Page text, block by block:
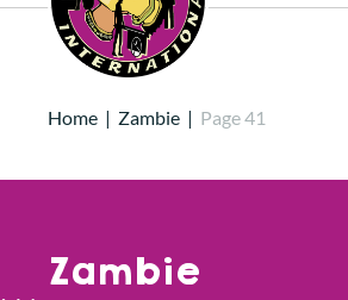
Home | Zambie | Page 41
Zambie